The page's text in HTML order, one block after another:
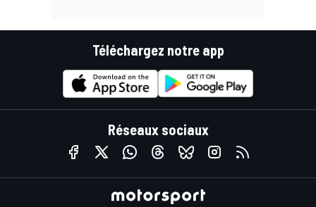
Téléchargez notre app
Réseaux sociaux